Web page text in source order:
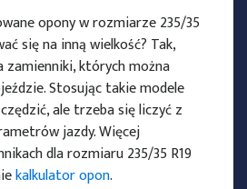
opony w rozmiarze 235/35
się na inną wielkość? Tak,
zamienniki, których można
Stosując takie modele
ale trzeba się liczyć z
jazdy. Więcej
dla rozmiaru 235/35 R19
kalkulator opon.